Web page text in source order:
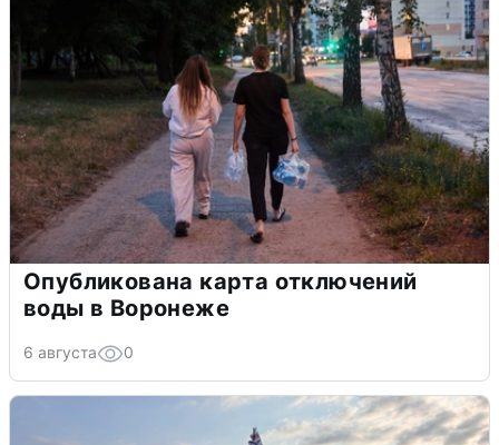
Опубликована карта отключений
воды в Воронеже
6 августа 0